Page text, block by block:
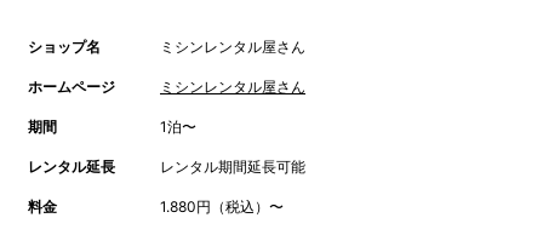
ショップ名 ミシンレンタル屋さん
ホームページ ミシンレンタル屋さん
期間 1泊〜
レンタル延長 レンタル期間延長可能
料金 1.880円（税込）〜